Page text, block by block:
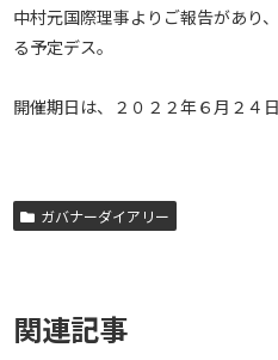
中村元国際理事よりご報告があり
る予定デス。
開催期日は、２０２２年６月２４
ガバナーダイアリー
関連記事